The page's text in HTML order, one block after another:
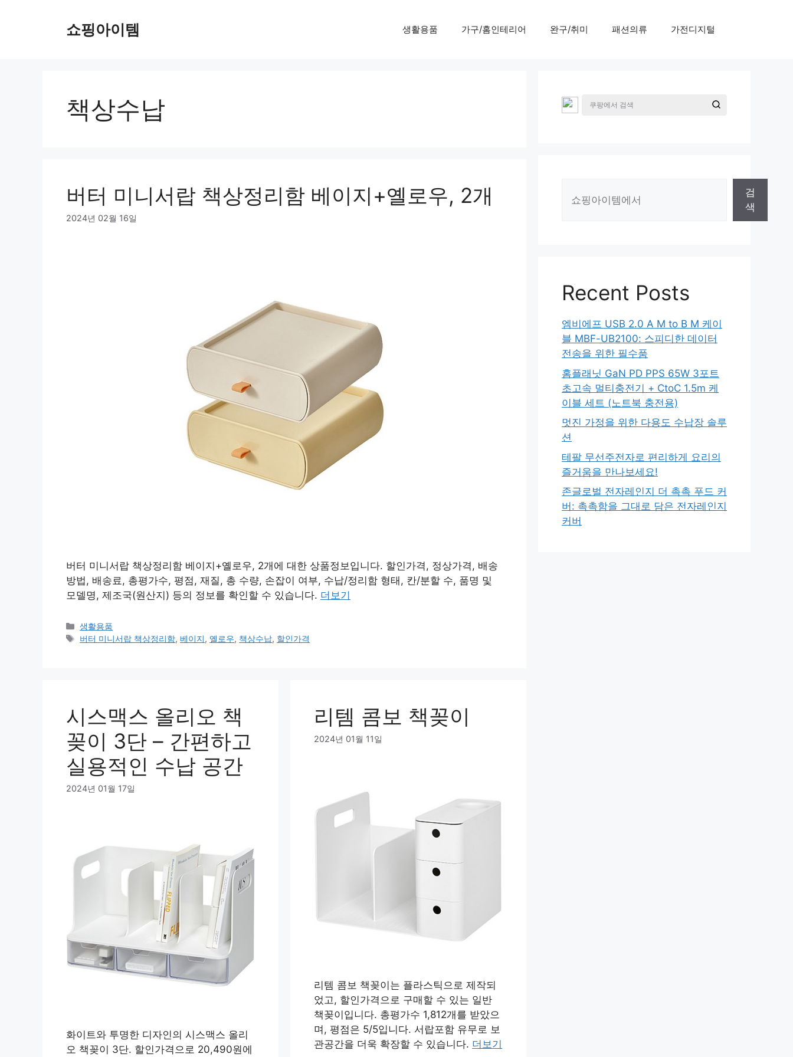
쇼핑아이템 생활용품 가구/홈인테리어 완구/취미 패션의류 가전디지털
책상수납
버터 미니서랍 책상정리함 베이지+옐로우, 2개
2024년 02월 16일
버터 미니서랍 책상정리함 베이지+옐로우, 2개에 대한 상품정보입니다. 할인가격, 정상가격, 배송
방법, 배송료, 총평가수, 평점, 재질, 총 수량, 손잡이 여부, 수납/정리함 형태, 칸/분할 수, 품명 및
모델명, 제조국(원산지) 등의 정보를 확인할 수 있습니다. 더보기
카
테
생활용품
태
버터 미니서랍 책상정리함,베이지, 옐로우, 책상수납, 할인가격
시스맥스 올리오 책
꽂이 3단 – 간편하고
실용적인 수납 공간
2024년 01월 17일
화이트와 투명한 디자인의 시스맥스 올리
오 책꽂이 3단. 할인가격으로 20,490원에
리템 콤보 책꽂이
2024년 01월 11일
리템 콤보 책꽂이는 플라스틱으로 제작되
었고, 할인가격으로 구매할 수 있는 일반
책꽂이입니다. 총평가수 1,812개를 받았으
며, 평점은 5/5입니다. 서랍포함 유무로 보
관공간을 더욱 확장할 수 있습니다. 더보기
검
색
Recent Posts
엠비에프 USB 2.0 A M to B M 케이
블 MBF-UB2100: 스피디한 데이터
전송을 위한 필수품
홈플래닛 GaN PD PPS 65W 3포트
초고속 멀티충전기 + CtoC 1.5m 케
이블 세트 (노트북 충전용)
멋진 가정을 위한 다용도 수납장 솔루
션
테팔 무선주전자로 편리하게 요리의
즐거움을 만나보세요!
존글로벌 전자레인지 더 촉촉 푸드 커
버: 촉촉함을 그대로 담은 전자레인지
커버